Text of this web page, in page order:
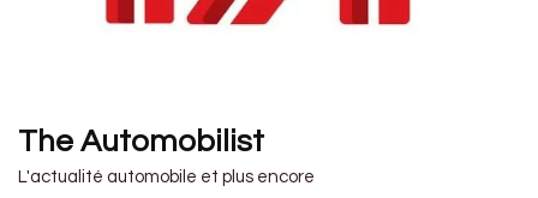
The Automobilist
L'actualité automobile et plus encore